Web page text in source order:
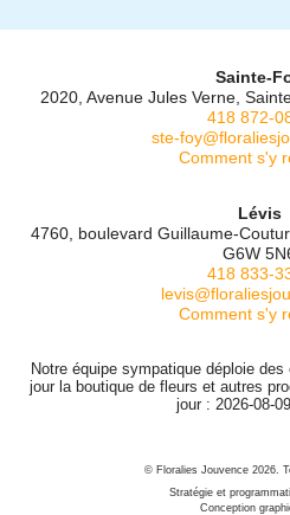
Sainte-
2020, Avenue Jules Verne,
418 872-
ste-
Comment s'y
Lévis
4760, boulevard Guillaume-
G6W
418 833-
Comment s'y
Notre équipe sympatique déploie
jour la boutique de fleurs et autres
jour : 2026-08-
© Floralies Jouvence 2026.
Stratégie et
Conception